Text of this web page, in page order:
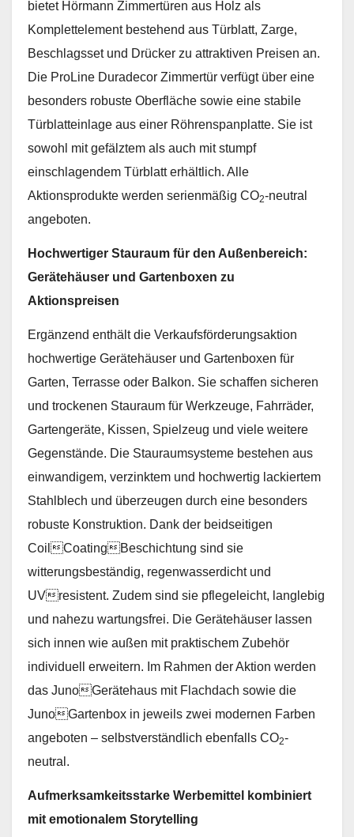
bietet Hörmann Zimmertüren aus Holz als
Komplettelement bestehend aus Türblatt, Zarge,
Beschlagsset und Drücker zu attraktiven Preisen an.
Die ProLine Duradecor Zimmertür verfügt über eine
besonders robuste Oberfläche sowie eine stabile
Türblatteinlage aus einer Röhrenspanplatte. Sie ist
sowohl mit gefälztem als auch mit stumpf
einschlagendem Türblatt erhältlich. Alle
Aktionsprodukte werden serienmäßig CO2-neutral
angeboten.
Hochwertiger Stauraum für den Außenbereich:
Gerätehäuser und Gartenboxen zu
Aktionspreisen
Ergänzend enthält die Verkaufsförderungsaktion
hochwertige Gerätehäuser und Gartenboxen für
Garten, Terrasse oder Balkon. Sie schaffen sicheren
und trockenen Stauraum für Werkzeuge, Fahrräder,
Gartengeräte, Kissen, Spielzeug und viele weitere
Gegenstände. Die Stauraumsysteme bestehen aus
einwandigem, verzinktem und hochwertig lackiertem
Stahlblech und überzeugen durch eine besonders
robuste Konstruktion. Dank der beidseitigen
CoilCoatingBeschichtung sind sie
witterungsbeständig, regenwasserdicht und
UVresistent. Zudem sind sie pflegeleicht, langlebig
und nahezu wartungsfrei. Die Gerätehäuser lassen
sich innen wie außen mit praktischem Zubehör
individuell erweitern. Im Rahmen der Aktion werden
das JunoGerätehaus mit Flachdach sowie die
JunoGartenbox in jeweils zwei modernen Farben
angeboten – selbstverständlich ebenfalls CO2-
neutral.
Aufmerksamkeitsstarke Werbemittel kombiniert
mit emotionalem Storytelling